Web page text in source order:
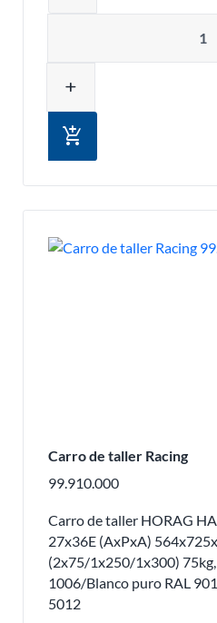
add
add_shopping_cart
Carro de taller Racing
99.910.000
Carro de taller HORAG
27x36E (AxPxA)
(2x75/1x250/1x300) 75kg,
1006/Blanco puro RAL
5012